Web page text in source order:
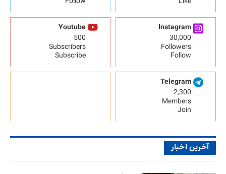
Instagram
30,000
Followers
Follow
Youtube
500
Subscribers
Subscribe
Telegram
2,300
Members
Join
آخرین اخبار